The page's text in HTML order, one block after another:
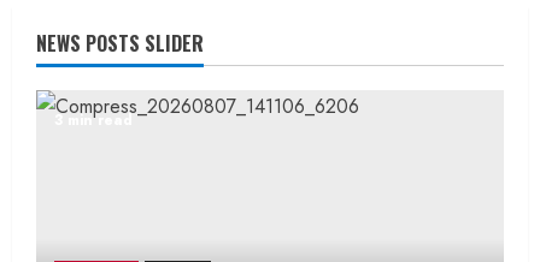
NEWS POSTS SLIDER
3 min read